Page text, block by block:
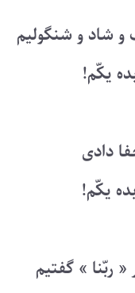
شاد و شنگولیم
یکّم!
دادی
یکّم!
ربّنا » گفتیم